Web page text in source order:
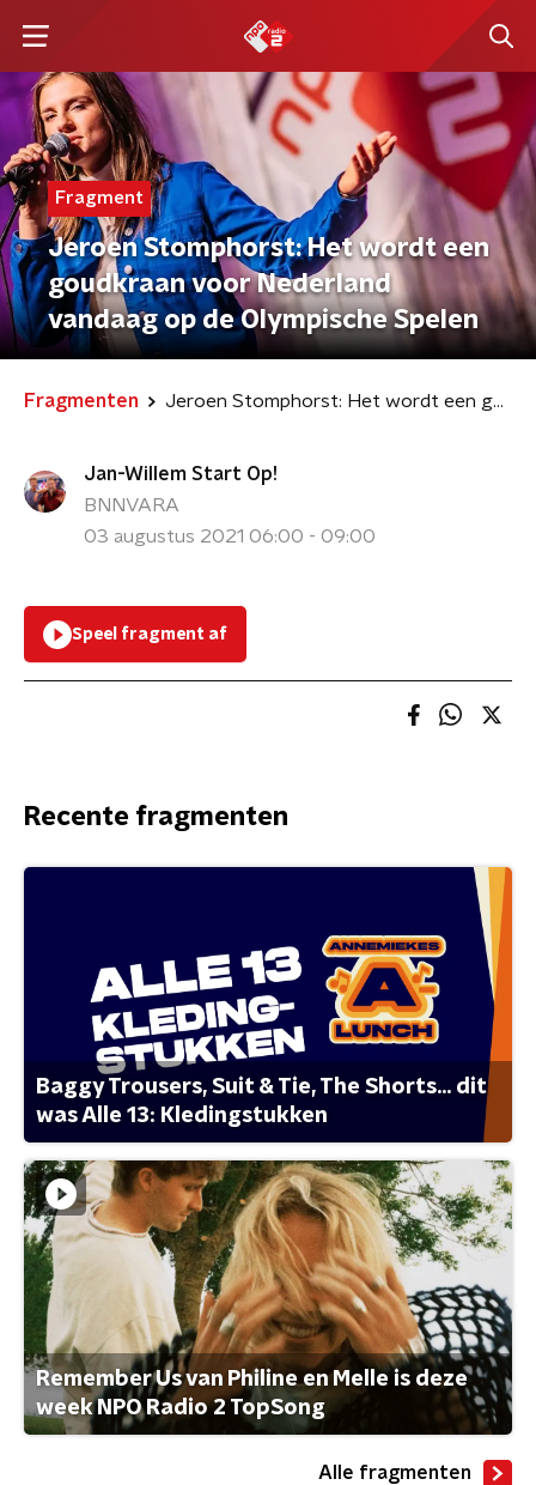
Fragment
Jeroen Stomphorst: Het wordt een
goudkraan voor Nederland
vandaag op de Olympische Spelen
Fragmenten Jeroen Stomphorst: Het wordt een goudkraan voor Nederland vandaag op de Olympische Spelen
Jan-Willem Start Op!
BNNVARA
03 augustus 2021 06:00 - 09:00
Speel fragment af
Recente fragmenten
Baggy Trousers, Suit & Tie, The Shorts... dit
was Alle 13: Kledingstukken
Remember Us van Philine en Melle is deze
week NPO Radio 2 TopSong
Alle fragmenten